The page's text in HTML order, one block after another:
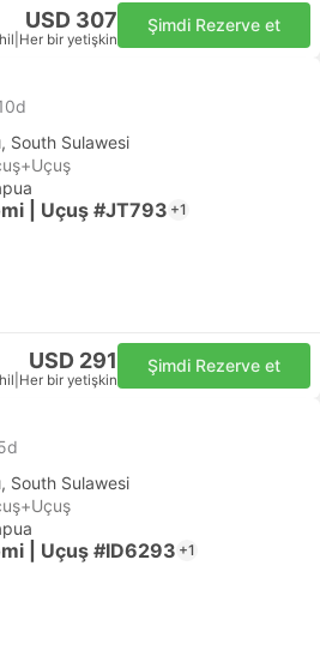
USD 307
Her bir yetişkin
Şimdi Rezerve et
South Sulawesi
| Uçuş #JT793 +1
USD 291
Her bir yetişkin
Şimdi Rezerve et
South Sulawesi
| Uçuş #ID6293 +1